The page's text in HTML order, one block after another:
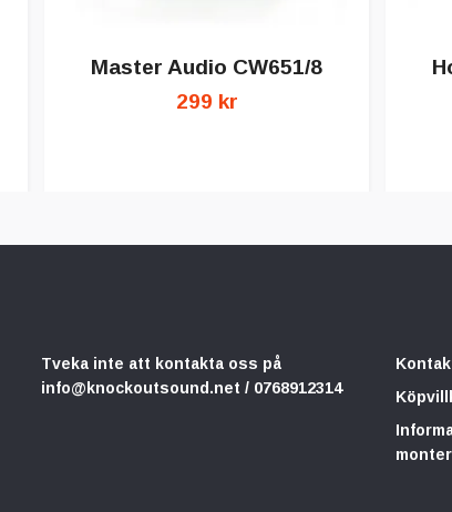
Master Audio CW651/8
299 kr
Tveka inte att kontakta oss på
info@knockoutsound.net / 0768912314